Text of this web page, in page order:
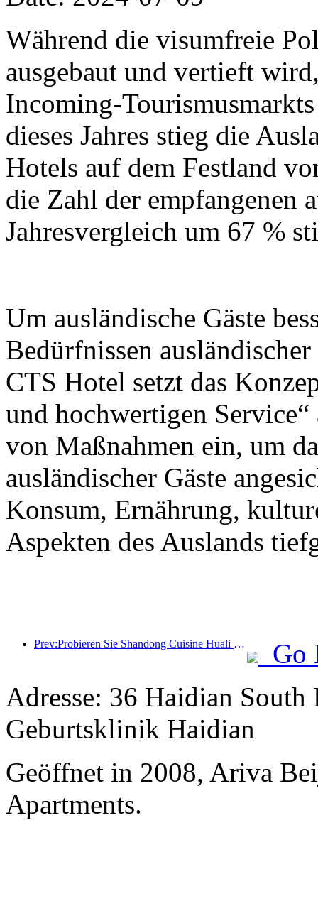
Während die visumfreie
ausgebaut und vertieft
Incoming-
dieses Jahres stieg die
Hotels auf dem Festland
die Zahl der empfangenen
Jahresvergleich um 67 %
Um ausländische Gäste
Bedürfnissen
CTS Hotel setzt das
und hochwertigen
von Maßnahmen ein, um
ausländischer Gäste
Konsum, Ernährung,
Aspekten des Auslands
Prev:Probieren Sie Shandong Cuisine Huali Feast, Staffel 2: 2024 Wanda Hotels National Linkage Shandong Cuisine Heritage Tour offiziell gestartet
Go
Adresse: 36 Haidian South
Geburtsklinik Haidian
Geöffnet in 2008, Ariva
Apartments.